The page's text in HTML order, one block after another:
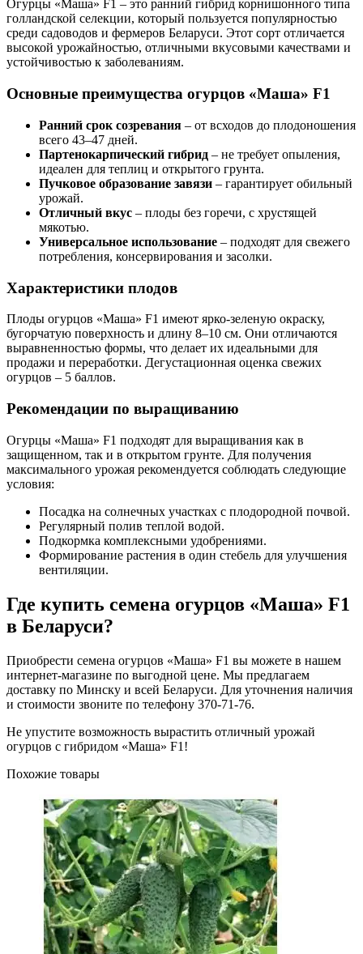
Огурцы «Маша» F1 – это ранний гибрид корнишонного типа
голландской селекции, который пользуется популярностью
среди садоводов и фермеров Беларуси. Этот сорт отличается
высокой урожайностью, отличными вкусовыми качествами и
устойчивостью к заболеваниям.
Основные преимущества огурцов «Маша» F1
Ранний срок созревания – от всходов до плодоношения
всего 43–47 дней.
Партенокарпический гибрид – не требует опыления,
идеален для теплиц и открытого грунта.
Пучковое образование завязи – гарантирует обильный
урожай.
Отличный вкус – плоды без горечи, с хрустящей
мякотью.
Универсальное использование – подходят для свежего
потребления, консервирования и засолки.
Характеристики плодов
Плоды огурцов «Маша» F1 имеют ярко-зеленую окраску,
бугорчатую поверхность и длину 8–10 см. Они отличаются
выравненностью формы, что делает их идеальными для
продажи и переработки. Дегустационная оценка свежих
огурцов – 5 баллов.
Рекомендации по выращиванию
Огурцы «Маша» F1 подходят для выращивания как в
защищенном, так и в открытом грунте. Для получения
максимального урожая рекомендуется соблюдать следующие
условия:
Посадка на солнечных участках с плодородной почвой.
Регулярный полив теплой водой.
Подкормка комплексными удобрениями.
Формирование растения в один стебель для улучшения
вентиляции.
Где купить семена огурцов «Маша» F1
в Беларуси?
Приобрести семена огурцов «Маша» F1 вы можете в нашем
интернет-магазине по выгодной цене. Мы предлагаем
доставку по Минску и всей Беларуси. Для уточнения наличия
и стоимости звоните по телефону 370-71-76.
Не упустите возможность вырастить отличный урожай
огурцов с гибридом «Маша» F1!
Похожие товары